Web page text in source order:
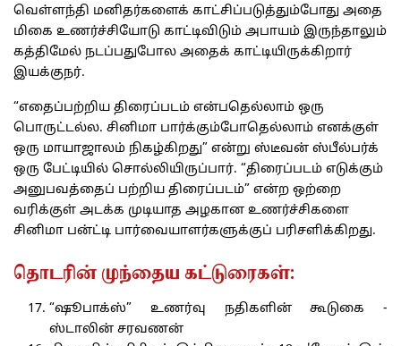
வெள்ளந்தி மனிதர்களைக் காட்சிப்படுத்தும்போது அதை
மிகை உணர்ச்சியோடு காட்டிவிடும் அபாயம் இருந்தாலும்
கத்திமேல் நடப்பதுபோல அதைக் காட்டியிருக்கிறார்
இயக்குநர்.
“எதைப்பற்றிய திரைப்படம் என்பதெல்லாம் ஒரு
பொருட்டல்ல. சினிமா பார்க்கும்போதெல்லாம் எனக்குள்
ஒரு மாயாஜாலம் நிகழ்கிறது” என்று ஸ்டீவன் ஸ்பீல்பர்க்
ஒரு பேட்டியில் சொல்லியிருப்பார். “திரைப்படம் எடுக்கும்
அனுபவத்தைப் பற்றிய திரைப்படம்” என்ற ஒற்றை
வரிக்குள் அடக்க முடியாத அழகான உணர்ச்சிகளை
சினிமா பன்ட்டி பார்வையாளர்களுக்குப் பரிசளிக்கிறது.
தொடரின் முந்தைய கட்டுரைகள்:
“ஷூபாக்ஸ்” உணர்வு நதிகளின் கூடுகை -
ஸ்டாலின் சரவணன்